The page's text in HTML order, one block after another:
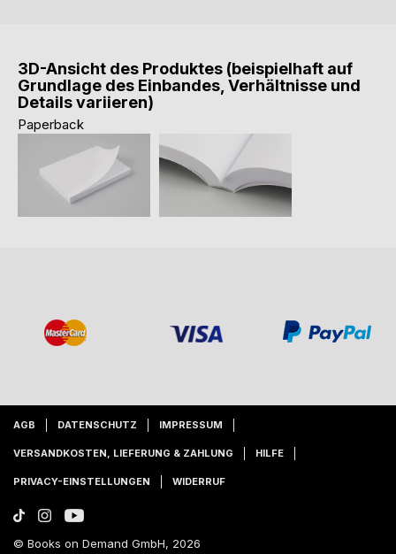
3D-Ansicht des Produktes (beispielhaft auf
Grundlage des Einbandes, Verhältnisse und
Details variieren)
Paperback
AGB DATENSCHUTZ IMPRESSUM
VERSANDKOSTEN, LIEFERUNG & ZAHLUNG HILFE
PRIVACY-EINSTELLUNGEN WIDERRUF
© Books on Demand GmbH, 2026